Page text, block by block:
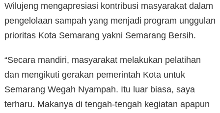
Wilujeng mengapresiasi kontribusi masyarakat dalam
pengelolaan sampah yang menjadi program unggulan
prioritas Kota Semarang yakni Semarang Bersih.
“Secara mandiri, masyarakat melakukan pelatihan
dan mengikuti gerakan pemerintah Kota untuk
Semarang Wegah Nyampah. Itu luar biasa, saya
terharu. Makanya di tengah-tengah kegiatan apapun